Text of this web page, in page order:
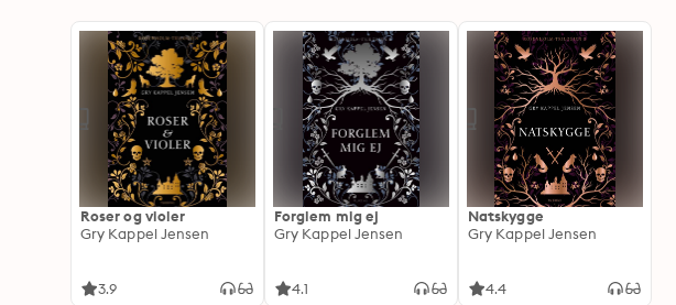
Roser og violer
Gry Kappel Jensen
3.9
Forglem mig ej
Gry Kappel Jensen
4.1
Natskygge
Gry Kappel Jensen
4.4